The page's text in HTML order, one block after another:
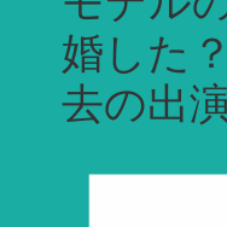
婚した
去の出